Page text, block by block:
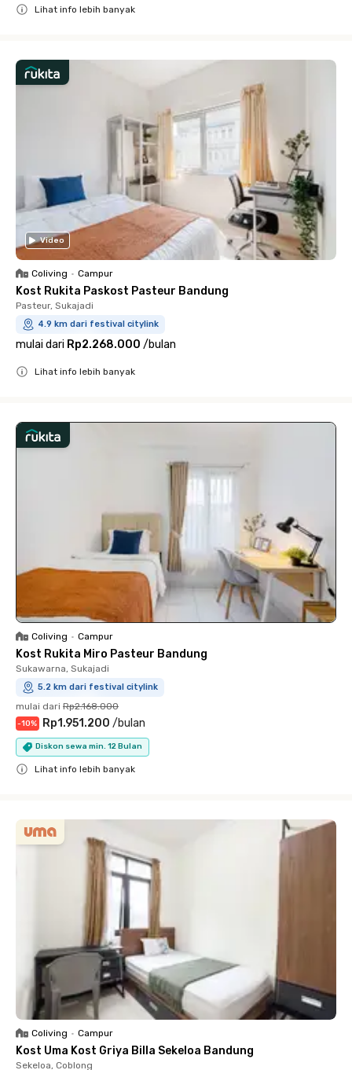
Lihat info lebih banyak
Video
Coliving • Campur
Kost Rukita Paskost Pasteur Bandung
Pasteur, Sukajadi
4.9 km dari festival citylink
mulai dari Rp2.268.000 /bulan
Lihat info lebih banyak
Coliving • Campur
Kost Rukita Miro Pasteur Bandung
Sukawarna, Sukajadi
5.2 km dari festival citylink
mulai dari Rp2.168.000
-10% Rp1.951.200 /bulan
Diskon sewa min. 12 Bulan
Lihat info lebih banyak
Coliving • Campur
Kost Uma Kost Griya Billa Sekeloa Bandung
Sekeloa, Coblong